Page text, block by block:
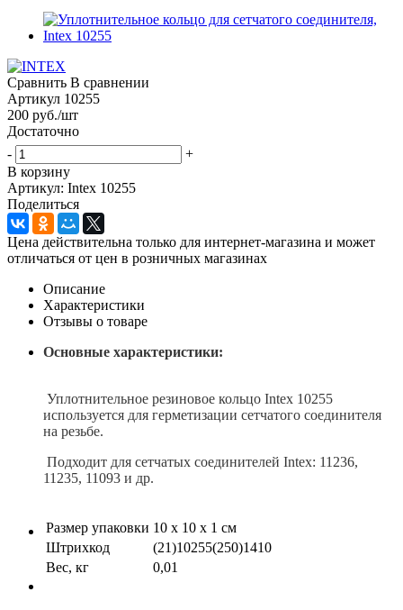
Сравнить В сравнении
Артикул 10255
200 руб./шт
Достаточно
-
+
В корзину
Артикул: Intex 10255
Поделиться
Цена действительна только для интернет-магазина и может
отличаться от цен в розничных магазинах
Описание
Характеристики
Отзывы о товаре
Основные характеристики:
Уплотнительное резиновое кольцо Intex 10255
используется для герметизации сетчатого соединителя
на резьбе.
Подходит для сетчатых соединителей Intex: 11236,
11235, 11093 и др.
Размер упаковки 10 х 10 х 1 см
Штрихкод
(21)10255(250)1410
Вес, кг
0,01